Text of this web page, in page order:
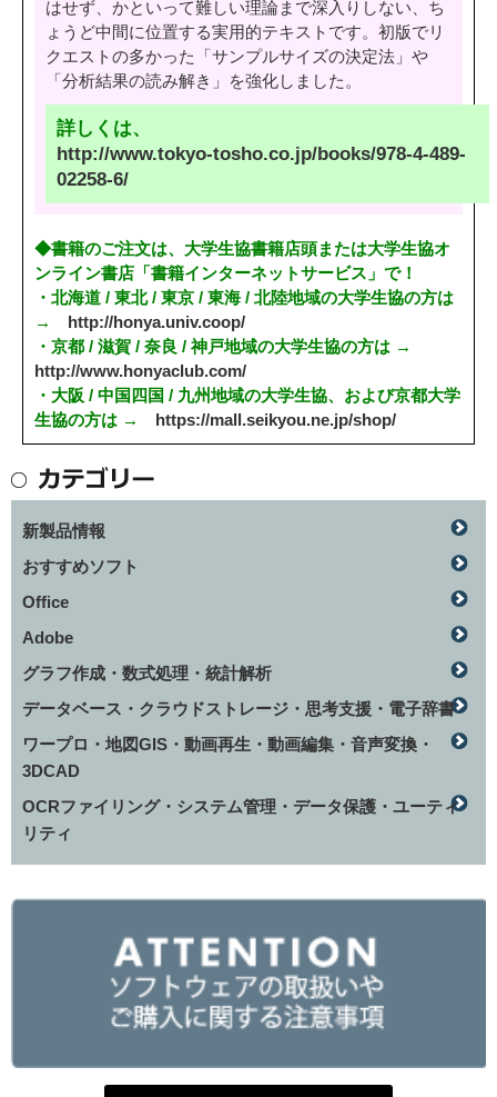
はせず、かといって難しい理論まで深入りしない、ち
ょうど中間に位置する実用的テキストです。初版でリ
クエストの多かった「サンプルサイズの決定法」や
「分析結果の読み解き」を強化しました。
詳しくは、
http://www.tokyo-tosho.co.jp/books/978-4-489-
02258-6/
◆書籍のご注文は、大学生協書籍店頭または大学生協オ
ンライン書店「書籍インターネットサービス」で！
・北海道 / 東北 / 東京 / 東海 / 北陸地域の大学生協の方は
→ http://honya.univ.coop/
・京都 / 滋賀 / 奈良 / 神戸地域の大学生協の方は →
http://www.honyaclub.com/
・大阪 / 中国四国 / 九州地域の大学生協、および京都大学
生協の方は → https://mall.seikyou.ne.jp/shop/
新製品情報
おすすめソフト
Office
Adobe
グラフ作成・数式処理・統計解析
データベース・クラウドストレージ・思考支援・電子辞書
ワープロ・地図GIS・動画再生・動画編集・音声変換・
3DCAD
OCRファイリング・システム管理・データ保護・ユーティ
リティ